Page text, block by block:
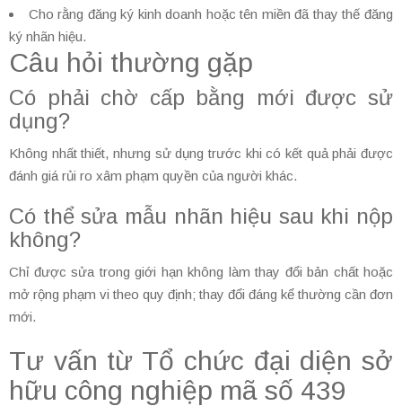
Cho rằng đăng ký kinh doanh hoặc tên miền đã thay thế đăng
ký nhãn hiệu.
Câu hỏi thường gặp
Có phải chờ cấp bằng mới được sử
dụng?
Không nhất thiết, nhưng sử dụng trước khi có kết quả phải được
đánh giá rủi ro xâm phạm quyền của người khác.
Có thể sửa mẫu nhãn hiệu sau khi nộp
không?
Chỉ được sửa trong giới hạn không làm thay đổi bản chất hoặc
mở rộng phạm vi theo quy định; thay đổi đáng kể thường cần đơn
mới.
Tư vấn từ Tổ chức đại diện sở
hữu công nghiệp mã số 439